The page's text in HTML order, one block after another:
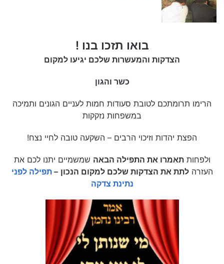
בואו תזכו בנו !
הצדקות והמעשרות שלכם יגיעו למקום
כשר והגון
הרימו תרומתכם לטובת סעודות חמות לעניים הגונים ותמיכה
במשפחות נזקקות
הפצת יהדות וזיכוי הרבים – השקעה טובה לחיי נצח!
ולפחותתאמרו את התפילה הבאה שמשמיים יתנו לכם את
העזרהלתת את הצדקות שלכם למקום הנכון –תפילה לפני
נתינת צדקה